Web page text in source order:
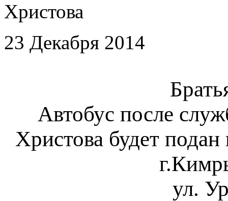
Христова
23 Декабря 2014
Автобус после
Христова будет
ул.